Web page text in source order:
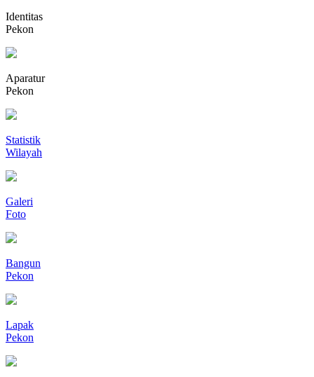
Identitas
Pekon
Aparatur
Pekon
Statistik
Wilayah
Galeri
Foto
Bangun
Pekon
Lapak
Pekon